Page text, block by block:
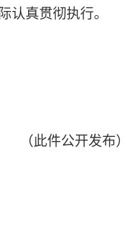
际认真贯彻执行。
（此件公开发布）